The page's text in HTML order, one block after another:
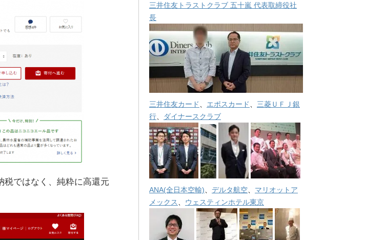
税ではなく、純粋に高還元
三井住友トラストクラブ 五十嵐 代表取締役社
長
三井住友カード エポスカード
三菱ＵＦＪ銀
行
ダイナースクラブ
ANA(全日本空輸) デルタ航空
マリオットア
メックス
ウェスティンホテル東京